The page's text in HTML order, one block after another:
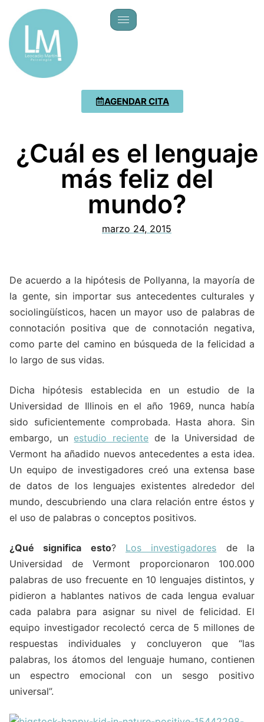
AGENDAR CITA
¿Cuál es el lenguaje
más feliz del
mundo?
marzo 24, 2015
De acuerdo a la hipótesis de Pollyanna, la mayoría de
la gente, sin importar sus antecedentes culturales y
sociolingüísticos, hacen un mayor uso de palabras de
connotación positiva que de connotación negativa,
como parte del camino en búsqueda de la felicidad a
lo largo de sus vidas.
Dicha hipótesis establecida en un estudio de la
Universidad de Illinois en el año 1969, nunca había
sido suficientemente comprobada. Hasta ahora. Sin
embargo, un estudio reciente de la Universidad de
Vermont ha añadido nuevos antecedentes a esta idea.
Un equipo de investigadores creó una extensa base
de datos de los lenguajes existentes alrededor del
mundo, descubriendo una clara relación entre éstos y
el uso de palabras o conceptos positivos.
¿Qué significa esto? Los investigadores de la
Universidad de Vermont proporcionaron 100.000
palabras de uso frecuente en 10 lenguajes distintos, y
pidieron a hablantes nativos de cada lengua evaluar
cada palabra para asignar su nivel de felicidad. El
equipo investigador recolectó cerca de 5 millones de
respuestas individuales y concluyeron que “las
palabras, los átomos del lenguaje humano, contienen
un espectro emocional con un sesgo positivo
universal”.